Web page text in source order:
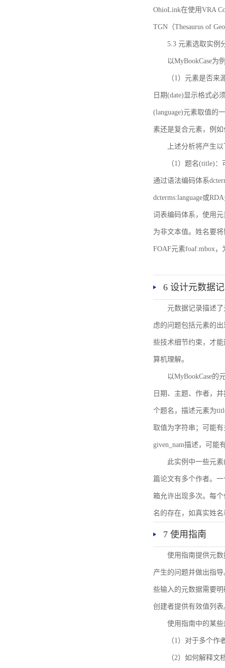
OhioLink在使用VRA
TGN（Thesaurus of
5.3 元素选取实例
以MyBookCase为
（1）元素是否
日期(date)显示格式必
(language)元素取值的
素还是复合元素，例
上述分析将产生
（1）题名(title)
通过语法编码体系
dcterms:language或
词表编码体系，使用元
为非文本值。姓名要
FOAF元素foaf:mbox，
6 设计元数据
元数据记录描述
虑的问题包括元素的
些技术细节约束，才
算机理解。
以MyBookCase的
日期、主题、作者，
个题名，描述元素为
取值为字符串；可能
given_nam描述，可能
此实例中一些元
篇论文有多个作者。
箱允许出现多次。每
名的存在，如真实姓
7 使用指南
使用指南提供元
产生的问题并做出指
些输入的元数据需要
创建者提供有效值列表
使用指南中的某
（1）对于多个作
（2）如何解释文